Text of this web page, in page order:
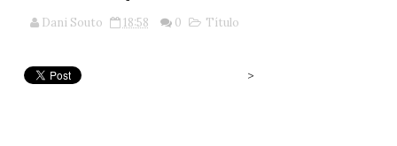
Dani Souto 18:58 0 Título
>